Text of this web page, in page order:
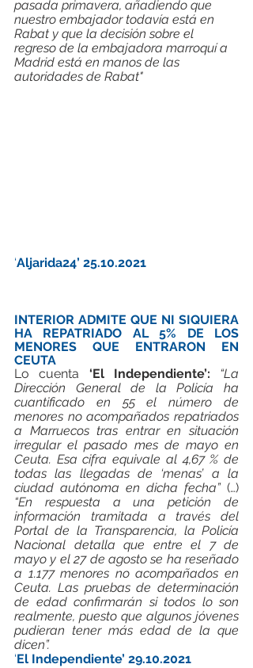
pasada primavera, añadiendo que
nuestro embajador todavía está en
Rabat y que la decisión sobre el
regreso de la embajadora marroquí a
Madrid está en manos de las
autoridades de Rabat"
‘Aljarida24’ 25.10.2021
INTERIOR ADMITE QUE NI SIQUIERA
HA REPATRIADO AL 5% DE LOS
MENORES QUE ENTRARON EN
CEUTA
Lo cuenta ‘El Independiente’:
“La
Dirección General de la Policía ha
cuantificado en 55 el número de
menores no acompañados repatriados
a Marruecos tras entrar en situación
irregular el pasado mes de mayo en
Ceuta. Esa cifra equivale al 4,67 % de
todas las llegadas de ‘menas’ a la
ciudad autónoma en dicha fecha”
“En respuesta a una petición de
información tramitada a través del
Portal de la Transparencia, la Policía
Nacional detalla que entre el 7 de
mayo y el 27 de agosto se ha reseñado
a 1.177 menores no acompañados en
Ceuta. Las pruebas de determinación
de edad confirmarán si todos lo son
realmente, puesto que algunos jóvenes
pudieran tener más edad de la que
dicen”.
‘El Independiente’ 29.10.2021